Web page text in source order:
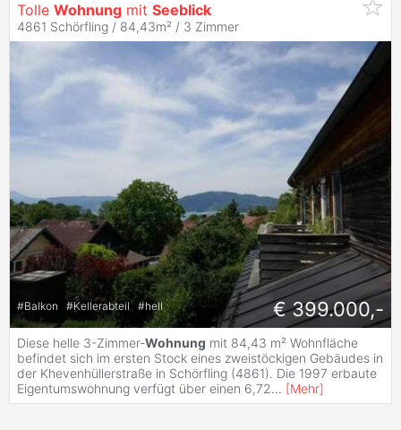
Tolle Wohnung mit Seeblick
4861 Schörfling / 84,43m² / 3 Zimmer
#Balkon #Kellerabteil #hell € 399.000,-
Diese helle 3-Zimmer-Wohnung mit 84,43 m² Wohnfläche
befindet sich im ersten Stock eines zweistöckigen Gebäudes in
der Khevenhüllerstraße in Schörfling (4861). Die 1997 erbaute
Eigentumswohnung verfügt über einen 6,72... [Mehr]